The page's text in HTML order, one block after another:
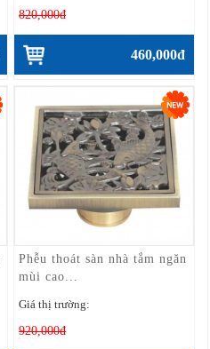
820,000đ
460,000đ
Phễu thoát sàn nhà tắm ngăn
mùi cao...
Giá thị trường:
920,000đ